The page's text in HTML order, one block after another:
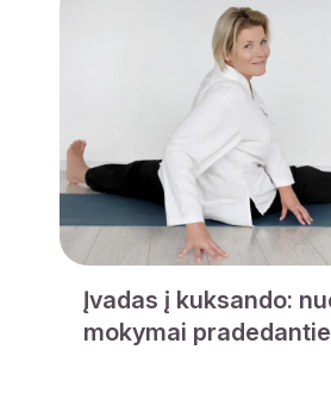
Įvadas į kuksando:
mokymai